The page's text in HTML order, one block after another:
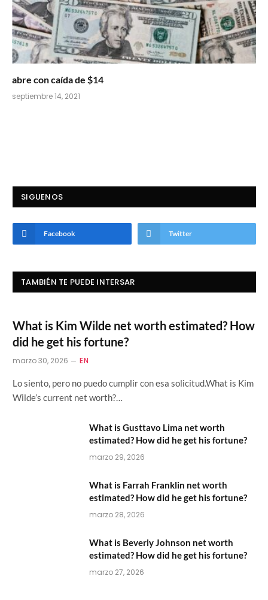
abre con caída de $14
septiembre 14, 2021
SIGUENOS
Facebook Twitter
TAMBIÉN TE PUEDE INTERSAR
What is Kim Wilde net worth estimated? How
did he get his fortune?
marzo 30, 2026 EN
Lo siento, pero no puedo cumplir con esa solicitud.What is Kim
Wilde’s current net worth?…
What is Gusttavo Lima net worth
estimated? How did he get his fortune?
marzo 29, 2026
What is Farrah Franklin net worth
estimated? How did he get his fortune?
marzo 28, 2026
What is Beverly Johnson net worth
estimated? How did he get his fortune?
marzo 27, 2026